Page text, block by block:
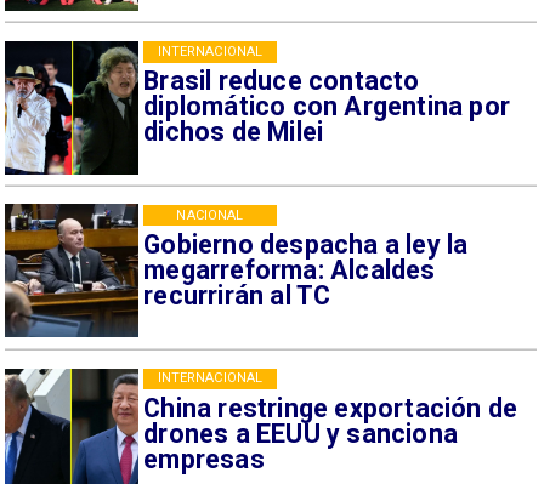
Brasil reduce contacto
diplomático con Argentina por
dichos de Milei
INTERNACIONAL
Gobierno despacha a ley la
megarreforma: Alcaldes
recurrirán al TC
NACIONAL
China restringe exportación de
drones a EEUU y sanciona
empresas
INTERNACIONAL